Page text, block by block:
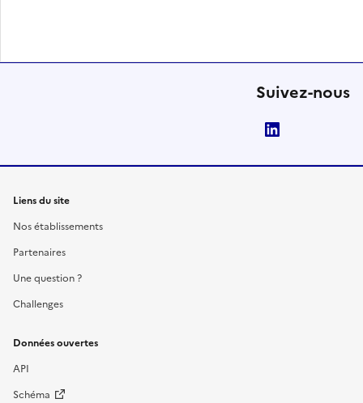
Suivez-nous
Liens du site
Nos établissements
Partenaires
Une question ?
Challenges
Données ouvertes
API
Schéma